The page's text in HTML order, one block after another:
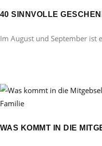
40 SINNVOLLE
Im August und September ist
Familie
WAS KOMMT IN DIE